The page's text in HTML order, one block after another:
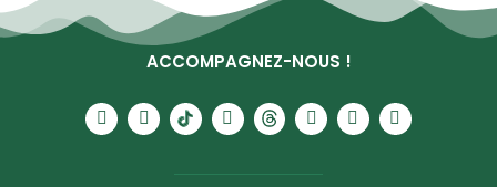
ACCOMPAGNEZ-NOUS !